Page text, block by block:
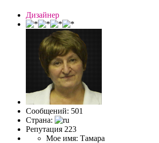
Дизайнер
Сообщений: 501
Страна:
Репутация 223
Мое имя: Тамара